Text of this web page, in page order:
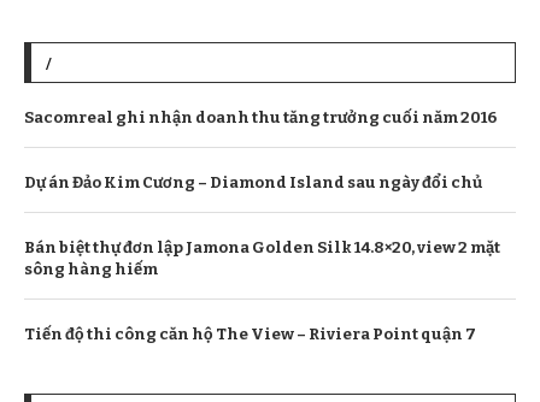
/
Sacomreal ghi nhận doanh thu tăng trưởng cuối năm 2016
Dự án Đảo Kim Cương – Diamond Island sau ngày đổi chủ
Bán biệt thự đơn lập Jamona Golden Silk 14.8×20, view 2 mặt
sông hàng hiếm
Tiến độ thi công căn hộ The View – Riviera Point quận 7